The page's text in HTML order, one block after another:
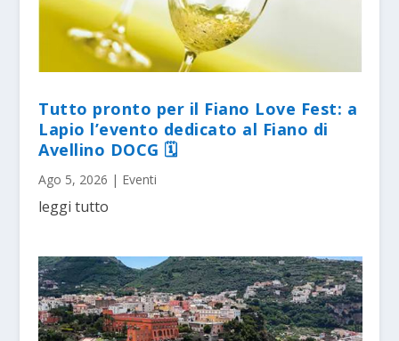
Tutto pronto per il Fiano Love Fest: a
Lapio l’evento dedicato al Fiano di
Avellino DOCG 🗓
Ago 5, 2026 | Eventi
leggi tutto